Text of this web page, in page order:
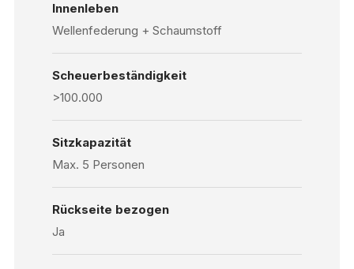
Innenleben
Wellenfederung + Schaumstoff
Scheuerbeständigkeit
>100.000
Sitzkapazität
Max. 5 Personen
Rückseite bezogen
Ja